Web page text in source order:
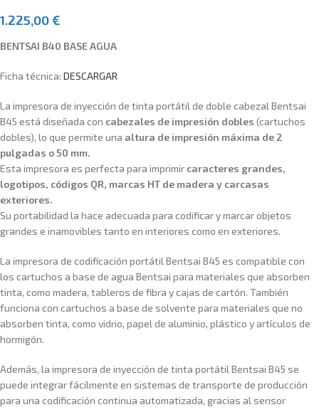
1.225,00€
BENTSAI B40 BASE AGUA
Ficha técnica: DESCARGAR
La impresora de inyección de tinta portátil de doble cabezal Bentsai
B45 está diseñada con cabezales de impresión dobles (cartuchos
dobles), lo que permite una altura de impresión máxima de 2
pulgadas o 50 mm.
Esta impresora es perfecta para imprimir caracteres grandes,
logotipos, códigos QR, marcas HT de madera y carcasas
exteriores.
Su portabilidad la hace adecuada para codificar y marcar objetos
grandes e inamovibles tanto en interiores como en exteriores.
La impresora de codificación portátil Bentsai B45 es compatible con
los cartuchos a base de agua Bentsai para materiales que absorben
tinta, como madera, tableros de fibra y cajas de cartón. También
funciona con cartuchos a base de solvente para materiales que no
absorben tinta, como vidrio, papel de aluminio, plástico y artículos de
hormigón.
Además, la impresora de inyección de tinta portátil Bentsai B45 se
puede integrar fácilmente en sistemas de transporte de producción
para una codificación continua automatizada, gracias al sensor